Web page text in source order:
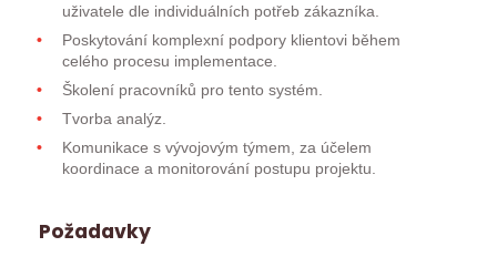
uživatele dle individuálních potřeb zákazníka.
Poskytování komplexní podpory klientovi během
celého procesu implementace.
Školení pracovníků pro tento systém.
Tvorba analýz.
Komunikace s vývojovým týmem, za účelem
koordinace a monitorování postupu projektu.
Požadavky